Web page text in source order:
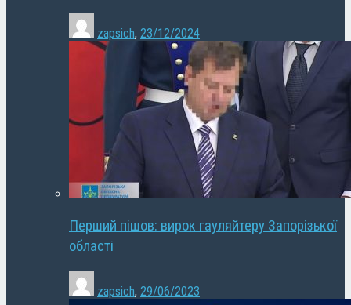
zapsich, 23/12/2024
Перший пішов: вирок гауляйтеру Запорізької
області
zapsich, 29/06/2023